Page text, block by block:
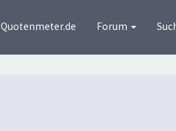
Quotenmeter.de Forum